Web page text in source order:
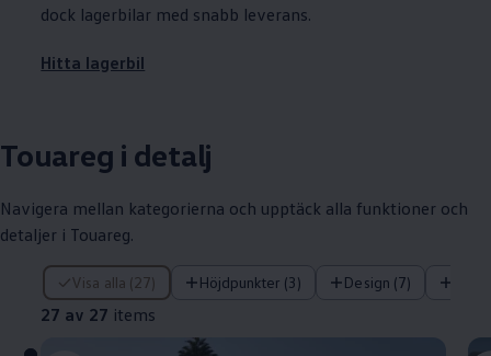
dock lagerbilar med snabb leverans.
Hitta lagerbil
Touareg i detalj
Navigera mellan kategorierna och upptäck alla funktioner och
detaljer i Touareg.
Visa alla (27) Höjdpunkter (3) Design (7)
27 av 27 items
27 av 27 items